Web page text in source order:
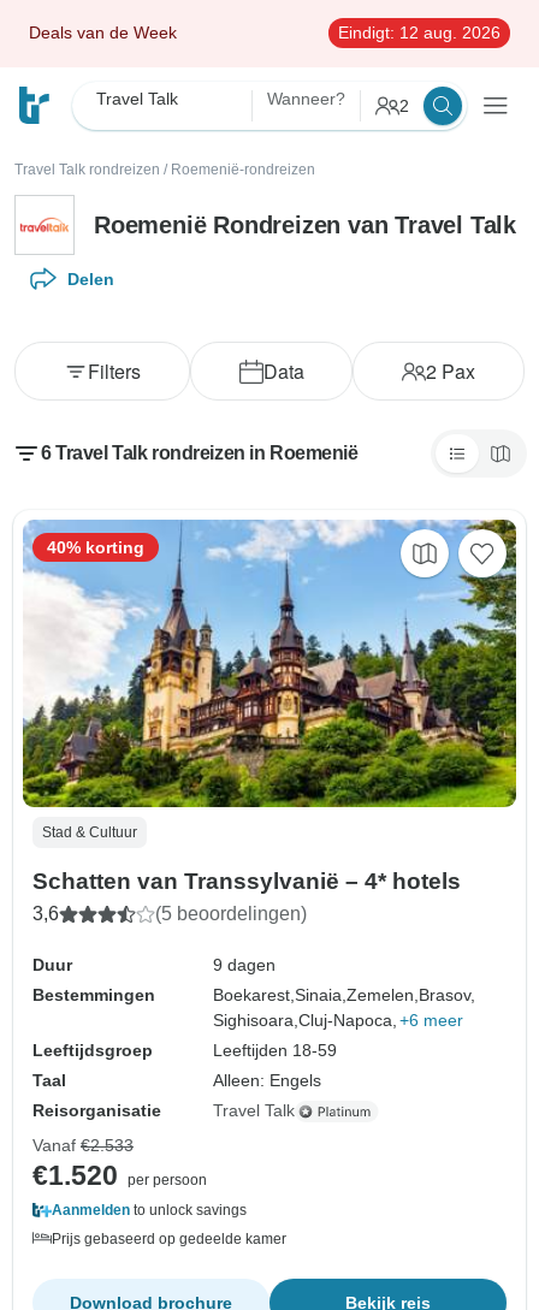
Deals van de Week Eindigt: 12 aug. 2026
Travel Talk Wanneer? 2
Travel Talk rondreizen / Roemenië-rondreizen
Roemenië Rondreizen van Travel Talk
Delen
Data 2 Pax
Filters
6 Travel Talk rondreizen in Roemenië
Stad & Cultuur
Schatten van Transsylvanië – 4* hotels
3,6 (5 beoordelingen)
Duur
9 dagen
Bestemmingen
Boekarest,Sinaia,Zemelen, Brasov,
Sighisoara,Cluj-Napoca, +6 meer
Leeftijdsgroep
Leeftijden 18-59
Taal
Alleen: Engels
Reisorganisatie
Travel Talk
40% korting
Vanaf €2.533
€1.520
per persoon
Aanmelden to unlock savings
Prijs gebaseerd op gedeelde kamer
Bekijk reis
Download brochure